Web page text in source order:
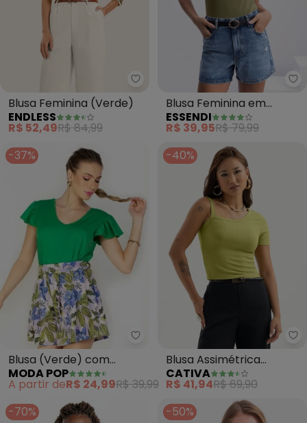
Endless - Blusa Feminina
Blusa Feminina (Verde)
ENDLESS
R$ 52,49R$ 84,99
Blusa Feminina em
Cotton (Verde)
ESSENDI
R$ 39,95R$ 79,99
-37%
Moda Pop - Blusa (Verde) com
Blusa (Verde) com
Babado na Cava e
Decote V
MODA POP
A partir deR$ 24,99R$ 39,99
-40%
Blusa Assimétrica
Canelada (Verde)
CATIVA
R$ 41,94R$ 69,90
-70%
-50%